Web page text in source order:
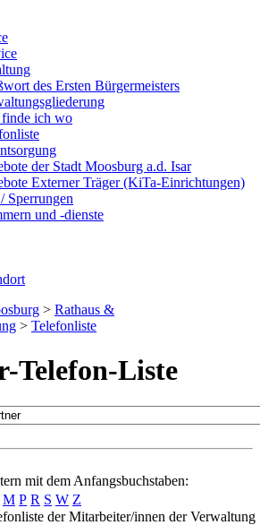
des Ersten Bürgermeisters
finde ich wo
der Stadt Moosburg a.d. Isar
Externer Träger (KiTa-Einrichtungen)
Sperrungen
und -dienste
> Rathaus &
> Telefonliste
Telefon-Liste
mit dem Anfangsbuchstaben:
M P R S W Z
der Mitarbeiter/innen der Verwaltung